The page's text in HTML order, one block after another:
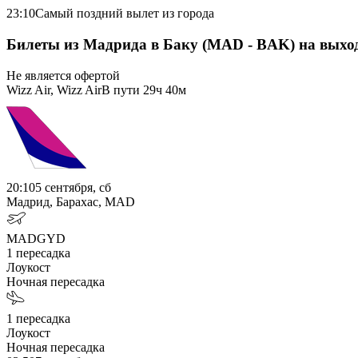
23:10Самый поздний вылет из города
Билеты из Мадрида в Баку (MAD - BAK) на
Не является офертой
Wizz Air, Wizz AirВ пути 29ч 40м
20:105 сентября, сб
Мадрид, Барахас, MAD
MADGYD
1 пересадка
Лоукост
Ночная пересадка
1 пересадка
Лоукост
Ночная пересадка